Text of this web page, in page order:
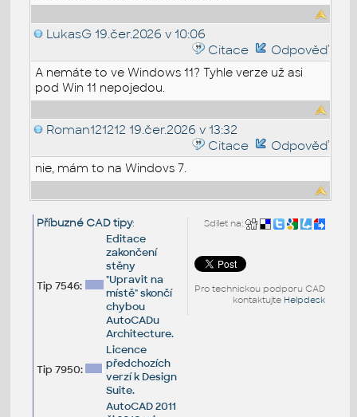
LukasG 19.čer.2026 v 10:06
Citace
Odpověď
A nemáte to ve Windows 11? Tyhle verze už asi
pod Win 11 nepojedou.
Roman121212 19.čer.2026 v 13:32
Citace
Odpověď
nie, mám to na Windovs 7.
Sdílet na:
Pro technickou podporu CAD
kontaktujte Helpdesk
Příbuzné CAD tipy:
Tip 7546:
Editace
zakončení
stěny
"Upravit na
místě" skončí
chybou
AutoCADu
Architecture.
Tip 7950:
Licence
předchozích
verzí k Design
Suite.
AutoCAD 2011